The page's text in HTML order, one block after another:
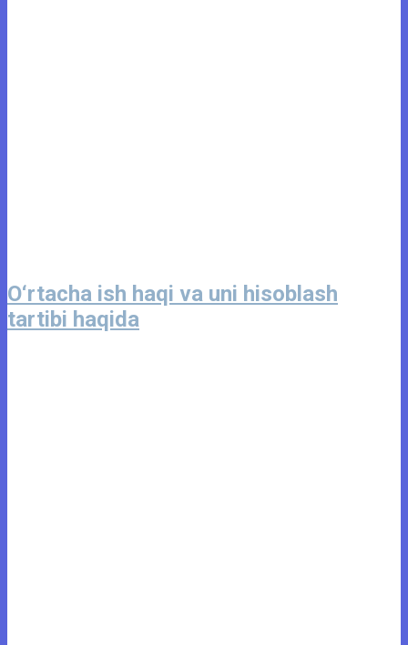
O‘rtacha ish haqi va uni hisoblash
tartibi haqida